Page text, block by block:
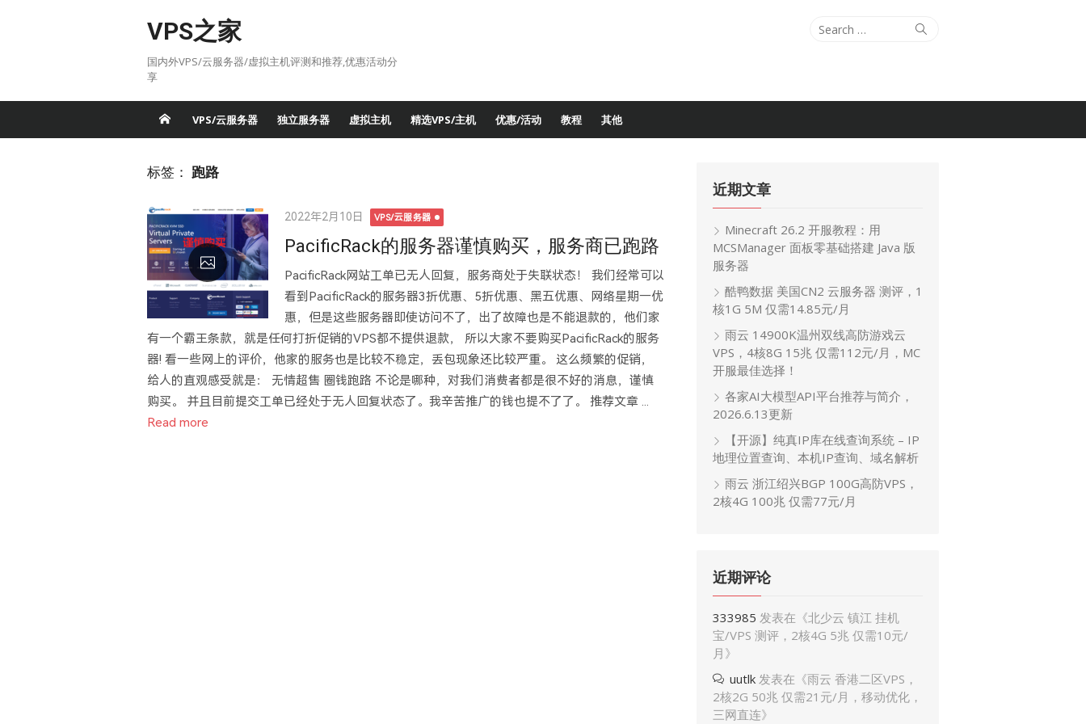
VPS之家
国内外VPS/云服务器/虚拟主机评测和推荐,优惠活动分
享
Search
Search
VPS/云服务器 独立服务器 虚拟主机 精选VPS/主机 优惠/活动 教程 其他
标签： 跑路
Posted
2022年2月10日 VPS/云服务器
PacificRack的服务器谨慎购买，服务商已跑路
PacificRack网站工单已无人回复，服务商处于失联状态！ 我们经常可以
看到PacificRack的服务器3折优惠、5折优惠、黑五优惠、网络星期一优
惠，但是这些服务器即使访问不了，出了故障也是不能退款的，他们家
有一个霸王条款，就是任何打折促销的VPS都不提供退款， 所以大家不要购买PacificRack的服务
器! 看一些网上的评价，他家的服务也是比较不稳定，丢包现象还比较严重。 这么频繁的促销，
给人的直观感受就是： 无情超售 圈钱跑路 不论是哪种，对我们消费者都是很不好的消息，谨慎
购买。 并且目前提交工单已经处于无人回复状态了。我辛苦推广的钱也提不了了。 推荐文章 ...
Read more
近期文章
Minecraft 26.2 开服教程：用
MCSManager 面板零基础搭建 Java 版
服务器
酷鸭数据 美国CN2 云服务器 测评，1
核1G 5M 仅需14.85元/月
雨云 14900K温州双线高防游戏云
VPS，4核8G 15兆 仅需112元/月，MC
开服最佳选择！
各家AI大模型API平台推荐与简介，
2026.6.13更新
【开源】纯真IP库在线查询系统 – IP
地理位置查询、本机IP查询、域名解析
雨云 浙江绍兴BGP 100G高防VPS，
2核4G 100兆 仅需77元/月
近期评论
333985 发表在《北少云 镇江 挂机
宝/VPS 测评，2核4G 5兆 仅需10元/
月 》
uutlk 发表在《雨云 香港二区VPS，
2核2G 50兆 仅需21元/月，移动优化，
三网直连》